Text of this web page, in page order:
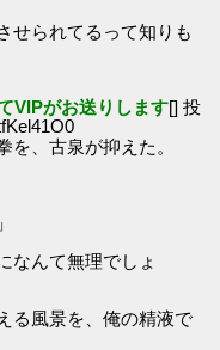
せられてるって知りも
VIPがお送りします[] 投
を、古泉が抑えた。
なんて無理でしょ
る風景を、俺の精液で